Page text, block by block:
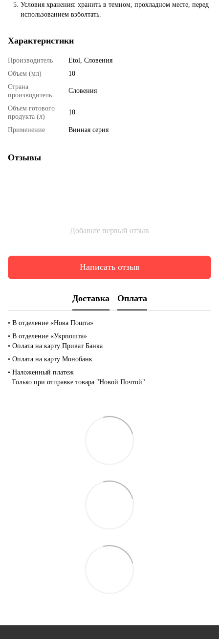
Условия хранения: хранить в темном, прохладном месте, перед
использованием взболтать.
Характеристики
Производитель
Etol, Словения
Объем (мл)
10
Страна
производитель
Словения
Объем готового
продукта (л)
10
Применение Винная серия
Отзывы
Добавьте первый отзыв
Написать отзыв
Доставка Оплата
• В отделение «Нова Пошта»
• В отделение «Укрпошта»
• Оплата на карту Приват Банка
• Оплата на карту Монобанк
• Наложенный платеж
Только при отправке товара "Новой Почтой"